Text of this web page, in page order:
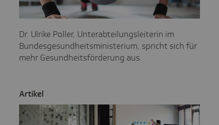
Dr. Ulrike Poller, Unterabteilungsleiterin im
Bundesgesundheitsministerium, spricht sich für
mehr Gesundheitsförderung aus.
Artikel